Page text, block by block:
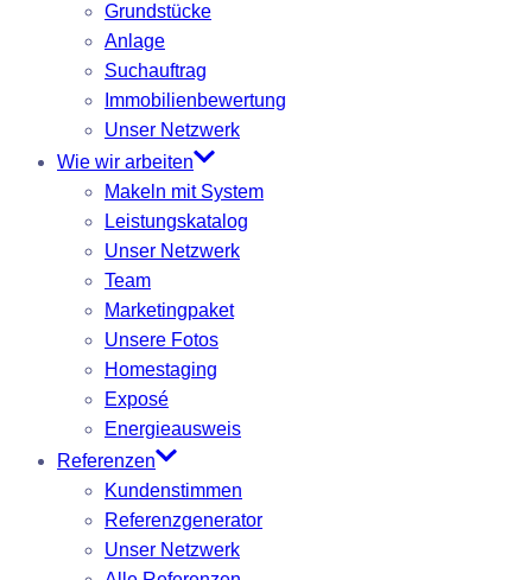
Grundstücke
Anlage
Suchauftrag
Immobilienbewertung
Unser Netzwerk
Wie wir arbeiten
Makeln mit System
Leistungskatalog
Unser Netzwerk
Team
Marketingpaket
Unsere Fotos
Homestaging
Exposé
Energieausweis
Referenzen
Kundenstimmen
Referenzgenerator
Unser Netzwerk